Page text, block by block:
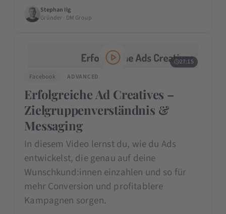
Stephan Ilg
Gründer · DM Group
27:15
Facebook
ADVANCED
Erfolgreiche Ad Creatives –
Zielgruppenverständnis &
Messaging
In diesem Video lernst du, wie du Ads
entwickelst, die genau auf deine
Wunschkund:innen einzahlen und so für
mehr Conversion und profitablere
Kampagnen sorgen.